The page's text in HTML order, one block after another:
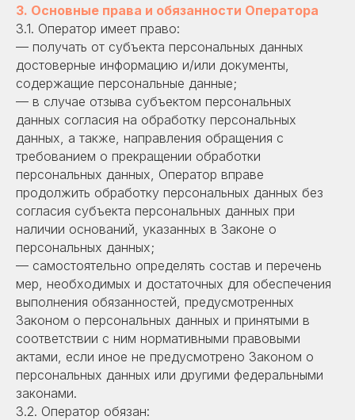
3. Основные права и обязанности Оператора
3.1. Оператор имеет право:
— получать от субъекта персональных данных
достоверные информацию и/или документы,
содержащие персональные данные;
— в случае отзыва субъектом персональных
данных согласия на обработку персональных
данных, а также, направления обращения с
требованием о прекращении обработки
персональных данных, Оператор вправе
продолжить обработку персональных данных без
согласия субъекта персональных данных при
наличии оснований, указанных в Законе о
персональных данных;
— самостоятельно определять состав и перечень
мер, необходимых и достаточных для обеспечения
выполнения обязанностей, предусмотренных
Законом о персональных данных и принятыми в
соответствии с ним нормативными правовыми
актами, если иное не предусмотрено Законом о
персональных данных или другими федеральными
законами.
3.2. Оператор обязан: